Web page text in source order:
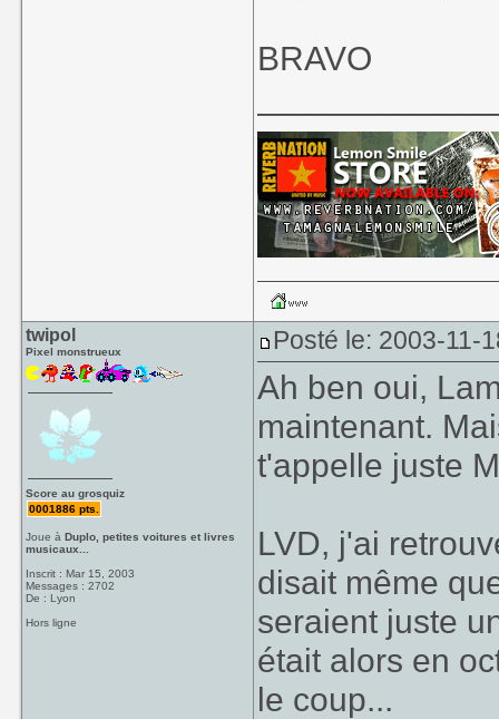
BRAVO
twipol
Pixel monstrueux
Score au grosquiz
0001886 pts.
Joue àDuplo, petites voitures et livres
musicaux...
Inscrit : Mar 15, 2003
Messages : 2702
De : Lyon
Hors ligne
Posté le: 2003-11-
Ah ben oui,
maintenant.
t'appelle juste
LVD, j'ai
disait même
seraient juste
était alors en
le coup...